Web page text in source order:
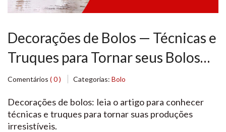
Decorações de Bolos — Técnicas e
Truques para Tornar seus Bolos
Irresistíveis
Comentários ( 0 ) Categorias: Bolo
Decorações de bolos: leia o artigo para conhecer
técnicas e truques para tornar suas produções
irresistíveis.